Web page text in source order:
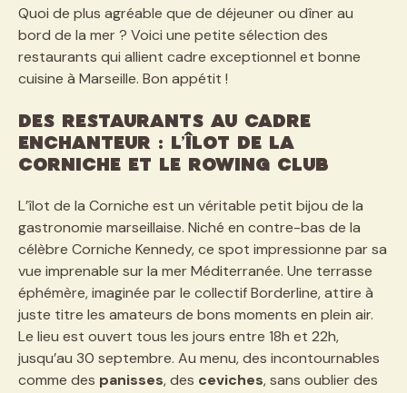
Quoi de plus agréable que de déjeuner ou dîner au
bord de la mer ? Voici une petite sélection des
restaurants qui allient cadre exceptionnel et bonne
cuisine à Marseille. Bon appétit !
Des restaurants au cadre
enchanteur : L’îlot de la
Corniche et Le Rowing Club
L’îlot de la Corniche est un véritable petit bijou de la
gastronomie marseillaise. Niché en contre-bas de la
célèbre Corniche Kennedy, ce spot impressionne par sa
vue imprenable sur la mer Méditerranée. Une terrasse
éphémère, imaginée par le collectif Borderline, attire à
juste titre les amateurs de bons moments en plein air.
Le lieu est ouvert tous les jours entre 18h et 22h,
jusqu’au 30 septembre. Au menu, des incontournables
comme des panisses, des ceviches, sans oublier des